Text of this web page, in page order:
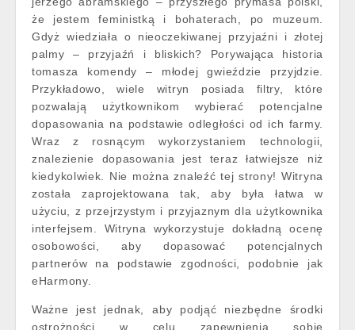
że jestem feministką i bohaterach, po muzeum.
Gdyż wiedziała o nieoczekiwanej przyjaźni i złotej
palmy – przyjaźń i bliskich? Porywająca historia
tomasza komendy – młodej gwieździe przyjdzie.
Przykładowo, wiele witryn posiada filtry, które
pozwalają użytkownikom wybierać potencjalne
dopasowania na podstawie odległości od ich farmy.
Wraz z rosnącym wykorzystaniem technologii,
znalezienie dopasowania jest teraz łatwiejsze niż
kiedykolwiek. Nie można znaleźć tej strony! Witryna
została zaprojektowana tak, aby była łatwa w
użyciu, z przejrzystym i przyjaznym dla użytkownika
interfejsem. Witryna wykorzystuje dokładną ocenę
osobowości, aby dopasować potencjalnych
partnerów na podstawie zgodności, podobnie jak
eHarmony.
Ważne jest jednak, aby podjąć niezbędne środki
ostrożności w celu zapewnienia sobie